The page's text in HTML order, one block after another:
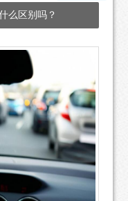
么区别吗？